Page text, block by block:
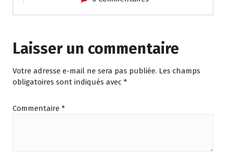
Laisser un commentaire
Votre adresse e-mail ne sera pas publiée. Les champs
obligatoires sont indiqués avec *
Commentaire *